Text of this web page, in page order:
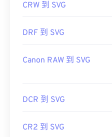
CRW 到 SVG
DRF 到 SVG
Canon RAW 到 SVG
DCR 到 SVG
CR2 到 SVG